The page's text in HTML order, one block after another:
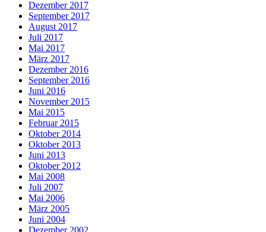
Dezember 2017
September 2017
August 2017
Juli 2017
Mai 2017
März 2017
Dezember 2016
September 2016
Juni 2016
November 2015
Mai 2015
Februar 2015
Oktober 2014
Oktober 2013
Juni 2013
Oktober 2012
Mai 2008
Juli 2007
Mai 2006
März 2005
Juni 2004
Dezember 2002